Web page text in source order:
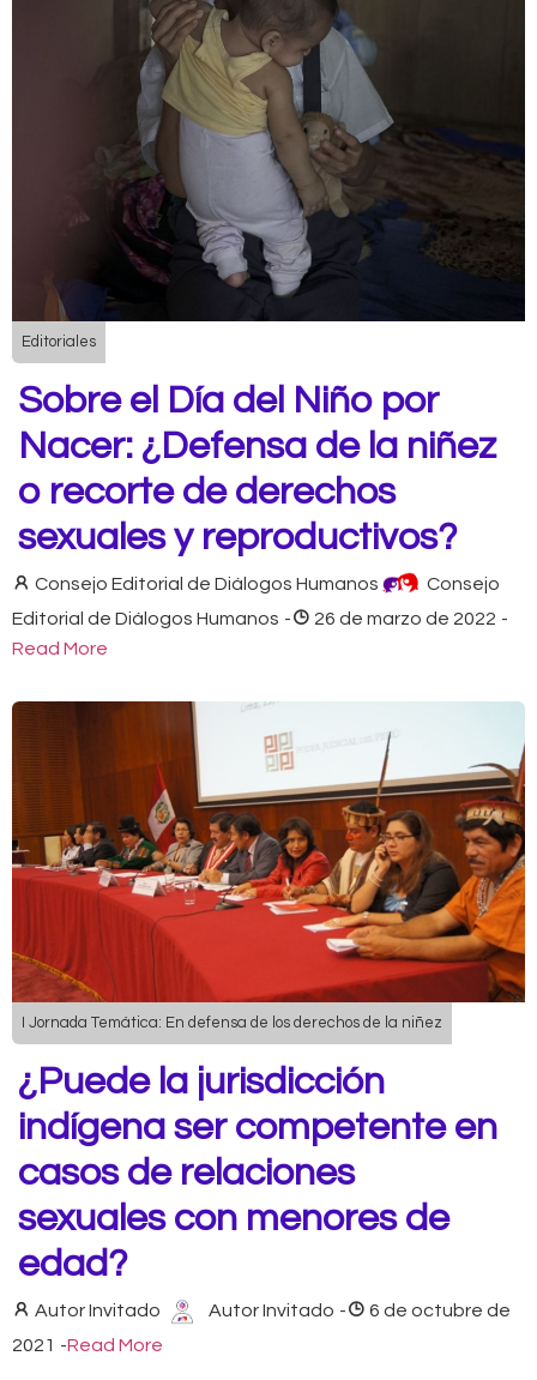
Editoriales
Sobre el Día del Niño por
Nacer: ¿Defensa de la niñez
o recorte de derechos
sexuales y reproductivos?
Consejo Editorial de Diálogos Humanos
Consejo
Editorial de Diálogos Humanos - 26 de marzo de 2022 -
Read More
I Jornada Temática: En defensa de los derechos de la niñez
¿Puede la jurisdicción
indígena ser competente en
casos de relaciones
sexuales con menores de
edad?
Autor Invitado Autor Invitado -
6 de octubre de
2021 -Read More